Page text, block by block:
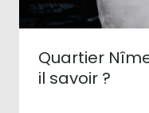
Quartier
il savoir ?